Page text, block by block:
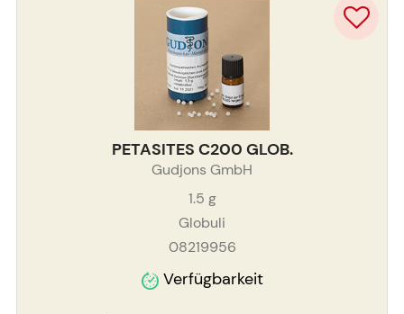
PETASITES C200 GLOB.
Gudjons GmbH
1.5 g
Globuli
08219956
Verfügbarkeit